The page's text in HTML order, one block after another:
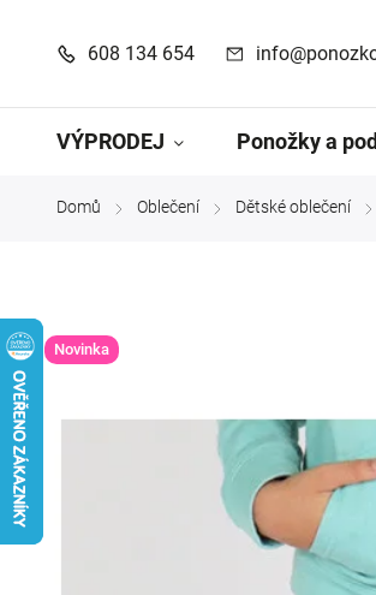
608 134 654
VÝPRODEJ Ponožky a
Domů / Oblečení / Dětské oblečení /
Novinka